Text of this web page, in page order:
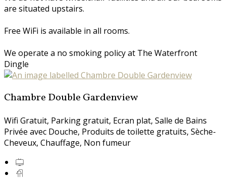
are situated upstairs.
Free WiFi is available in all rooms.
We operate a no smoking policy at The Waterfront
Dingle
Chambre Double Gardenview
Wifi Gratuit, Parking gratuit, Ecran plat, Salle de Bains
Privée avec Douche, Produits de toilette gratuits, Sèche-
Cheveux, Chauffage, Non fumeur